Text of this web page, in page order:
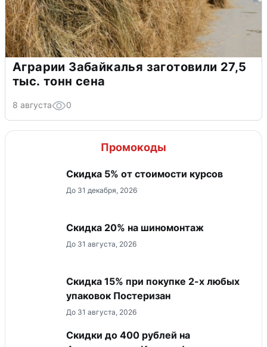
Аграрии Забайкалья заготовили 27,5
тыс. тонн сена
8 августа 0
Промокоды
Скидка 5% от стоимости курсов
До 31 декабря, 2026
Скидка 20% на шиномонтаж
До 31 августа, 2026
Скидка 15% при покупке 2-х любых
упаковок Постеризан
До 31 августа, 2026
Скидки до 400 рублей на